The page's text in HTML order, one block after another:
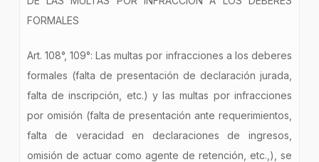
FORMALES
Art. 108°, 109°: Las multas por infracciones a los deberes
formales (falta de presentación de declaración jurada,
falta de inscripción, etc.) y las multas por infracciones
por omisión (falta de presentación ante requerimientos,
falta de veracidad en declaraciones de ingresos,
omisión de actuar como agente de retención, etc.,), se